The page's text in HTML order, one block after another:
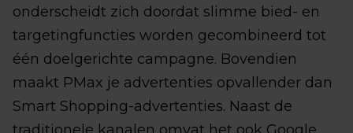
onderscheidt zich doordat slimme bied- en
targetingfuncties worden gecombineerd tot
één doelgerichte campagne. Bovendien
maakt PMax je advertenties opvallender dan
Smart Shopping-advertenties. Naast de